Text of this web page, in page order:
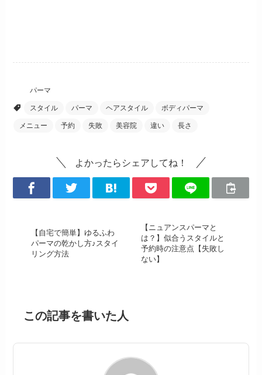
パーマ
スタイル パーマ ヘアスタイル ボディパーマ
メニュー 予約 失敗 美容院 違い 長さ
よかったらシェアしてね！
【自宅で簡単】ゆるふわ
パーマの乾かし方♪スタイ
リング方法
【ニュアンスパーマと
は？】似合うスタイルと
予約時の注意点【失敗し
ない】
この記事を書いた人